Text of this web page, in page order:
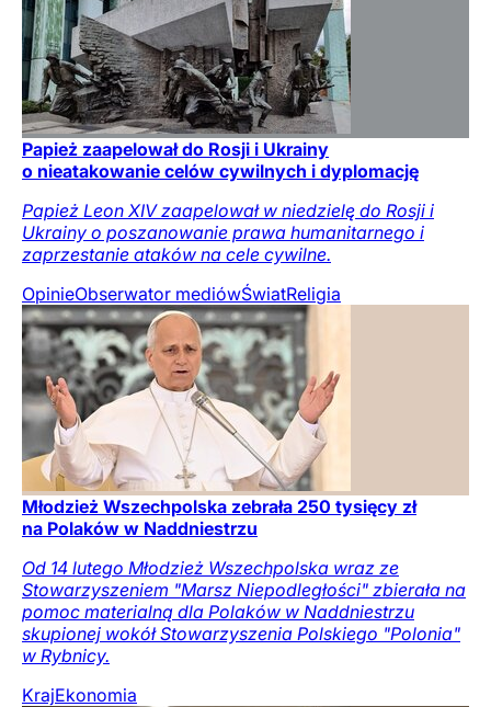
Papież zaapelował do Rosji i Ukrainy
o nieatakowanie celów cywilnych i dyplomację
Papież Leon XIV zaapelował w niedzielę do Rosji i
Ukrainy o poszanowanie prawa humanitarnego i
zaprzestanie ataków na cele cywilne.
OpinieObserwator mediówŚwiatReligia
Młodzież Wszechpolska zebrała 250 tysięcy zł
na Polaków w Naddniestrzu
Od 14 lutego Młodzież Wszechpolska wraz ze
Stowarzyszeniem "Marsz Niepodległości" zbierała na
pomoc materialną dla Polaków w Naddniestrzu
skupionej wokół Stowarzyszenia Polskiego "Polonia"
w Rybnicy.
KrajEkonomia